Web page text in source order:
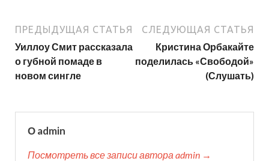
ПРЕДЫДУЩАЯ СТАТЬЯ
Уиллоу Смит рассказала
о губной помаде в
новом сингле
СЛЕДУЮЩАЯ СТАТЬЯ
Кристина Орбакайте
поделилась «Свободой»
(Слушать)
О admin
Посмотреть все записи автора admin →